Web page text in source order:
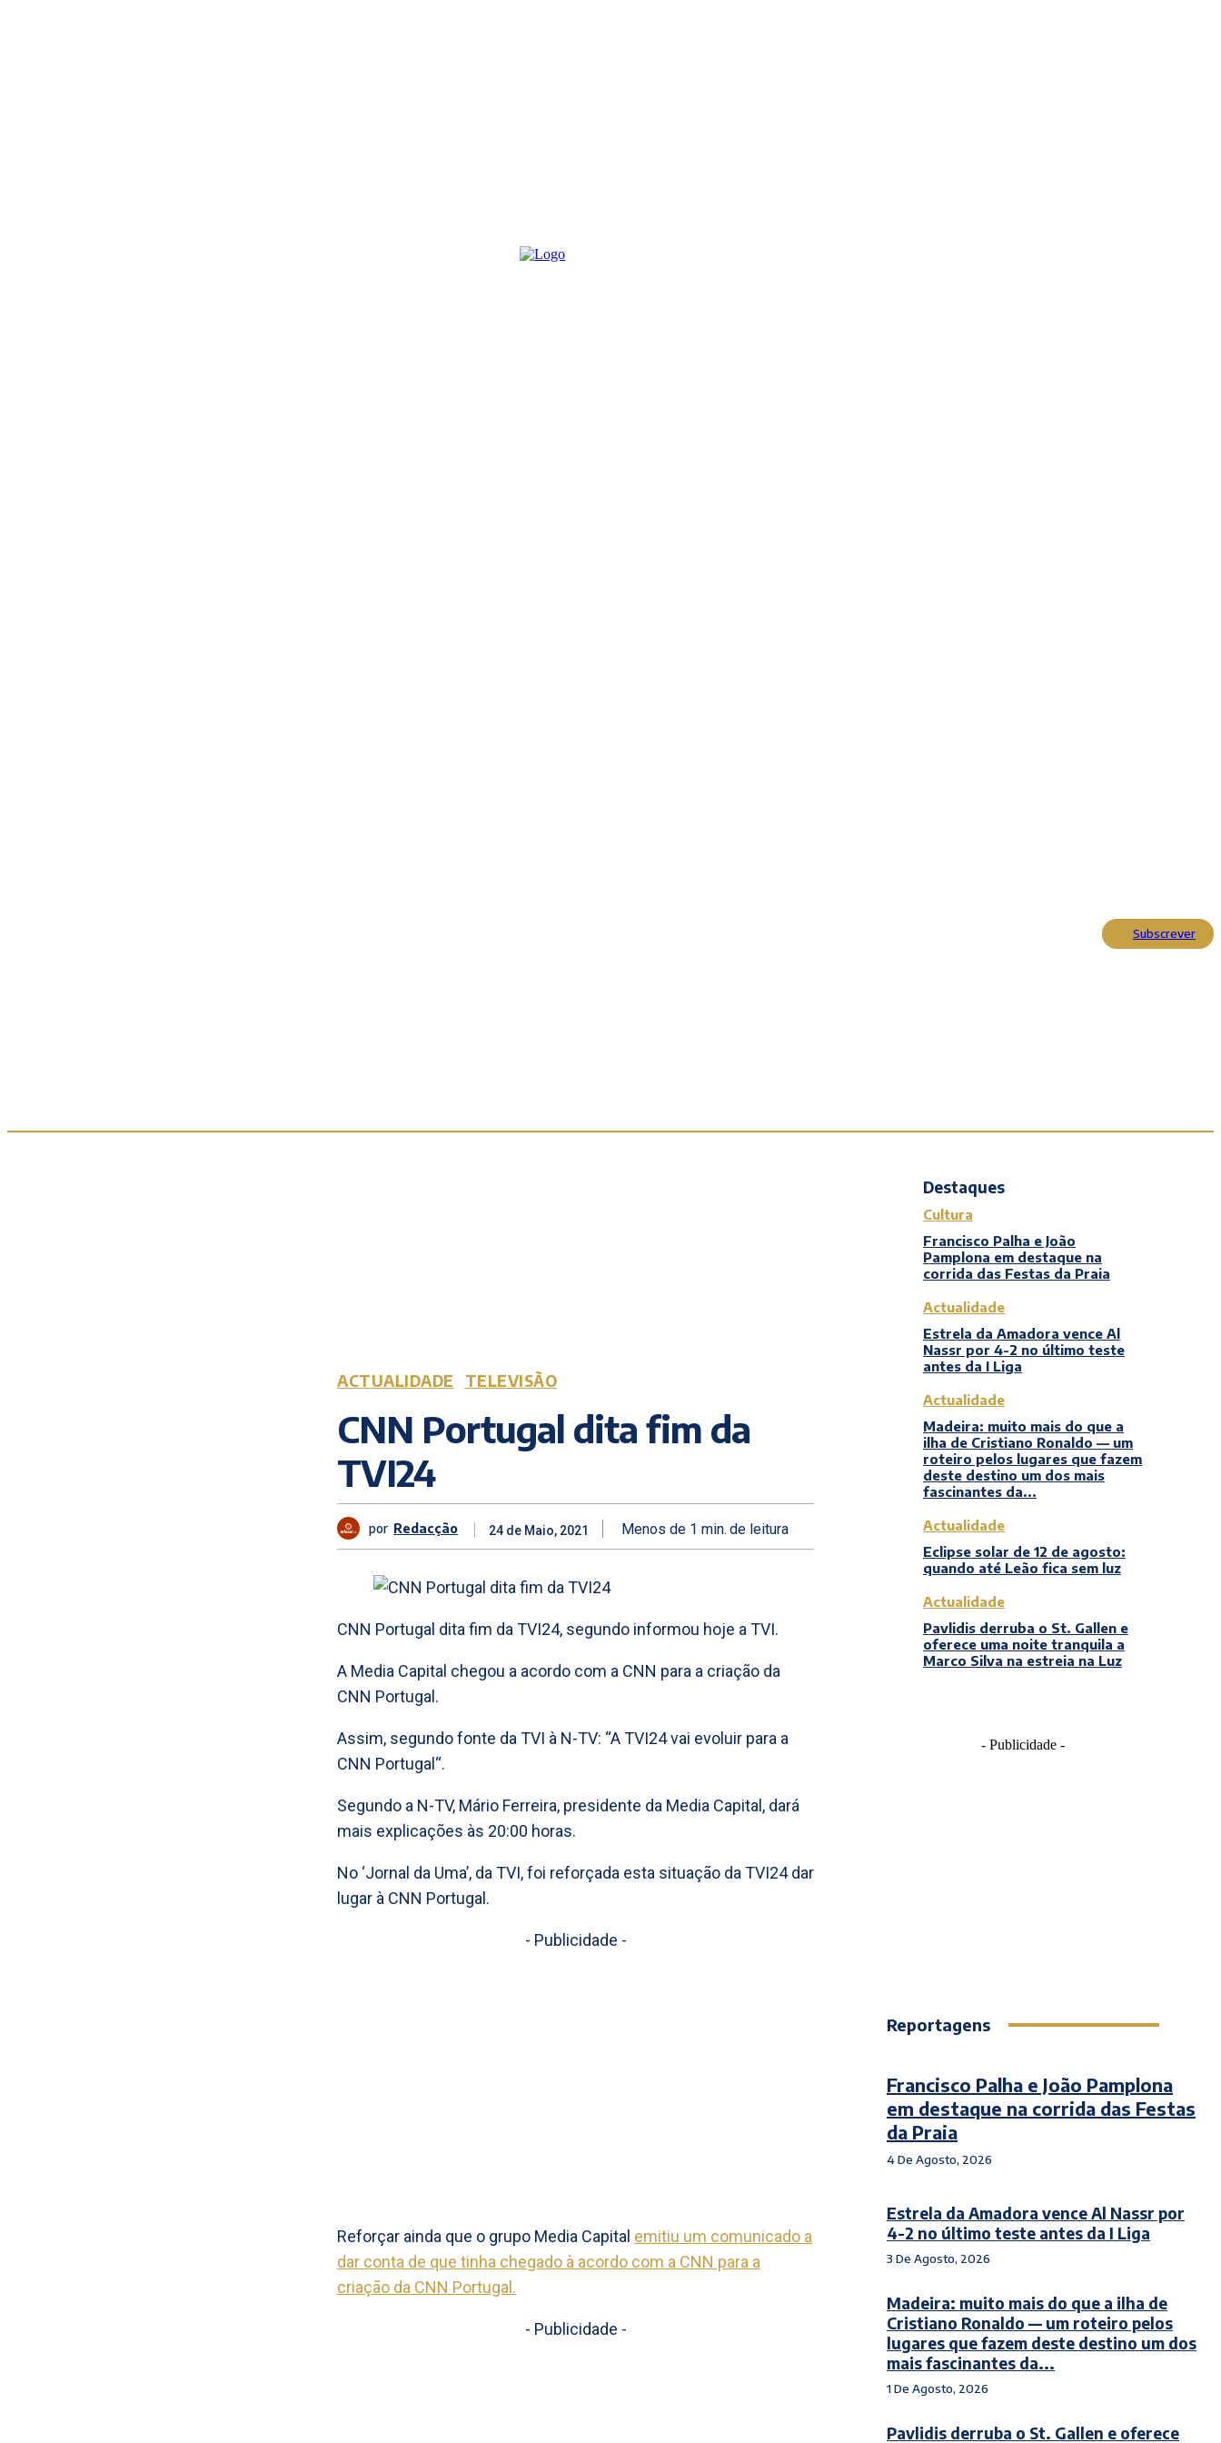
Subscrever
ACTUALIDADE TELEVISÃO
CNN Portugal dita fim da
TVI24
por Redacção 24 de Maio, 2021 Menos de 1 min. de leitura
CNN Portugal dita fim da TVI24, segundo informou hoje a TVI.
A Media Capital chegou a acordo com a CNN para a criação da
CNN Portugal.
Assim, segundo fonte da TVI à N-TV: “A TVI24 vai evoluir para a
CNN Portugal“.
Segundo a N-TV, Mário Ferreira, presidente da Media Capital, dará
mais explicações às 20:00 horas.
No ‘Jornal da Uma’, da TVI, foi reforçada esta situação da TVI24 dar
lugar à CNN Portugal.
- Publicidade -
Reforçar ainda que o grupo Media Capital emitiu um comunicado a
dar conta de que tinha chegado à acordo com a CNN para a
criação da CNN Portugal.
- Publicidade -
Destaques
Cultura
Francisco Palha e João
Pamplona em destaque na
corrida das Festas da Praia
Actualidade
Estrela da Amadora vence Al
Nassr por 4-2 no último teste
antes da I Liga
Actualidade
Madeira: muito mais do que a
ilha de Cristiano Ronaldo — um
roteiro pelos lugares que fazem
deste destino um dos mais
fascinantes da...
Actualidade
Eclipse solar de 12 de agosto:
quando até Leão fica sem luz
Actualidade
Pavlidis derruba o St. Gallen e
oferece uma noite tranquila a
Marco Silva na estreia na Luz
- Publicidade -
Reportagens
Francisco Palha e João Pamplona
em destaque na corrida das Festas
da Praia
4 De Agosto, 2026
Estrela da Amadora vence Al Nassr por
4-2 no último teste antes da I Liga
3 De Agosto, 2026
Madeira: muito mais do que a ilha de
Cristiano Ronaldo — um roteiro pelos
lugares que fazem deste destino um dos
mais fascinantes da...
1 De Agosto, 2026
Pavlidis derruba o St. Gallen e oferece